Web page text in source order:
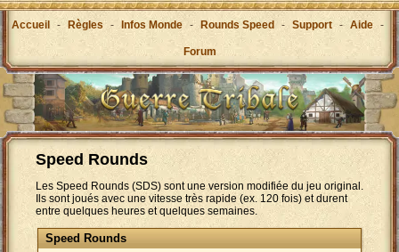
Accueil - Règles - Infos Monde - Rounds Speed - Support - Aide -
Forum
Speed Rounds
Les Speed Rounds (SDS) sont une version modifiée du jeu original.
Ils sont joués avec une vitesse très rapide (ex. 120 fois) et durent
entre quelques heures et quelques semaines.
Speed Rounds